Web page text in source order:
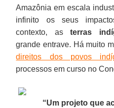
Amazônia em escala
infinito os seus
contexto, asterras
grande entrave. Há muito
direitos dos povos
processos em curso no
“Um projeto que